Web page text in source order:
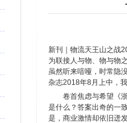
新刊｜物流天王山之战
为联接人与物、物与物
虽然听来喑哑，时常隐
杂志2018年8月上中，
卷首焦虑与希望《
是什么？答案出奇的一
是，商业激情却依旧迸